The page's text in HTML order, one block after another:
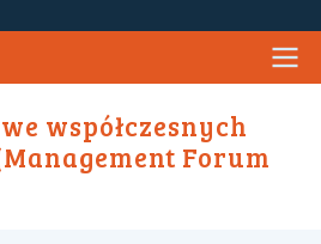
współczesnych
Forum